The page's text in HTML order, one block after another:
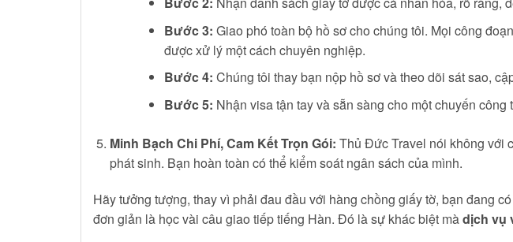
Bước 3: Giao phó toàn bộ hồ sơ cho chúng tôi. Mọi công
được xử lý một cách chuyên nghiệp.
Bước 4: Chúng tôi thay bạn nộp hồ sơ và theo dõi sát sao,
Bước 5: Nhận visa tận tay và sẵn sàng cho một chuyến công
Minh Bạch Chi Phí, Cam Kết Trọn Gói: Thủ Đức Travel nói không với
phát sinh. Bạn hoàn toàn có thể kiểm soát ngân sách của mình.
Hãy tưởng tượng, thay vì phải đau đầu với hàng chồng giấy tờ, bạn đang
đơn giản là học vài câu giao tiếp tiếng Hàn. Đó là sự khác biệt màdịch vụ